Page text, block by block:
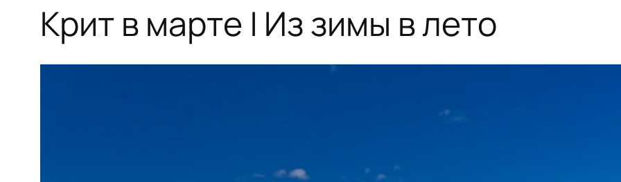
Крит в марте | Из зимы в лето